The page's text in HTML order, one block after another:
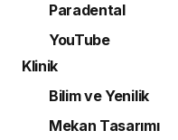
Paradental
YouTube
Klinik
Bilim ve Yenilik
Mekan Tasarımı